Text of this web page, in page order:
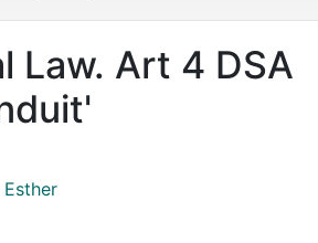
Law. Art 4 DSA